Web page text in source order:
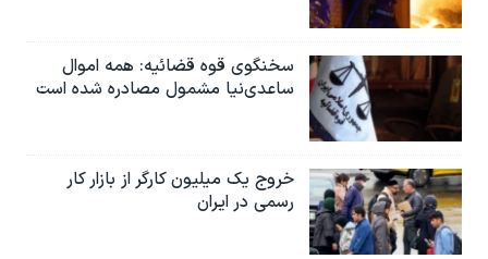
سخنگوی قوه قضائیه: همه اموال
ساعدی‌نیا مشمول مصادره شده است
خروج یک میلیون کارگر از بازار کار
رسمی در ایران